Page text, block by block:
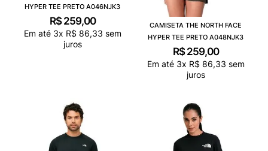
HYPER TEE PRETO A046NJK3
R$ 259,00
Em até 3x R$ 86,33 sem
juros
CAMISETA THE NORTH FACE
HYPER TEE PRETO A048NJK3
R$ 259,00
Em até 3x R$ 86,33 sem
juros